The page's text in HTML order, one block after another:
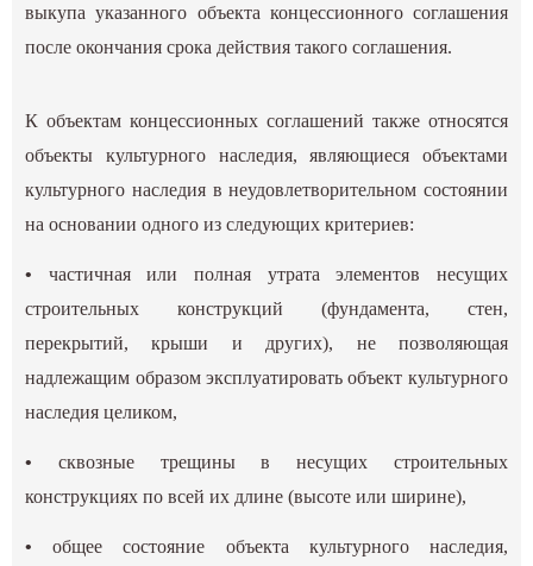
выкупа указанного объекта концессионного соглашения
после окончания срока действия такого соглашения.
К объектам концессионных соглашений также относятся
объекты культурного наследия, являющиеся объектами
культурного наследия в неудовлетворительном состоянии
на основании одного из следующих критериев:
• частичная или полная утрата элементов несущих
строительных конструкций (фундамента, стен,
перекрытий, крыши и других), не позволяющая
надлежащим образом эксплуатировать объект культурного
наследия целиком,
• сквозные трещины в несущих строительных
конструкциях по всей их длине (высоте или ширине),
•общее состояние объекта культурного наследия,